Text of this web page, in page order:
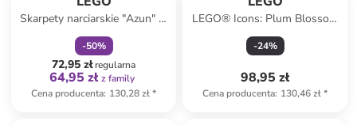
Skarpety narciarskie "Azun" w
kolorze czarnym
-50%
72,95 złregularna
64,95 zł z family
Cena producenta: 130,28 zł*
LEGO® Icons: Plum Blossom
- 18+
-24%
98,95 zł
Cena producenta: 130,46 zł*